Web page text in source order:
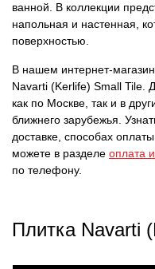
ванной. В коллекции
напольная и настенная,
поверхностью.
В нашем интернет-
Navarti (Kerlife) Small Tile.
как по Москве, так и в
ближнего зарубежья.
доставке, способах
можете в разделе оплата
по телефону.
Плитка Navarti